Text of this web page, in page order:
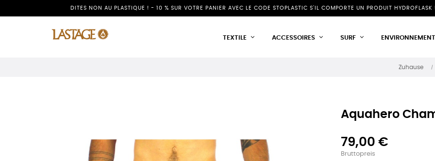
DITES NON AU PLASTIQUE ! - 10 % SUR VOTRE PANIER AVEC LE CODE STOPLASTIC S'IL COMPORTE UN PRODUIT HYDROFLASK
TEXTILE ACCESSOIRES SURF ENVIRONNEMENT
Zuhause
Aquahero
79,00 €
Bruttopreis